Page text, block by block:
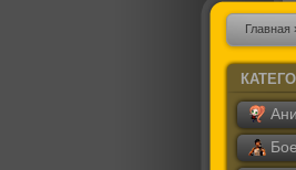
Главная